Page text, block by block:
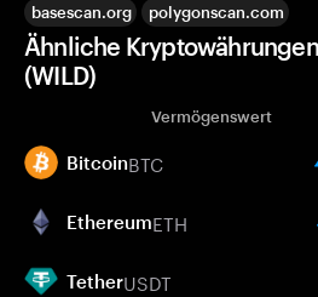
basescan.org
polygonscan.com
Ähnliche
(WILD)
Vermögenswert
BitcoinBTC
EthereumETH
TetherUSDT